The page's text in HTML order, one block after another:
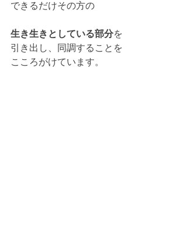
できるだけその方の
生き生きとしている部分を
引き出し、同調することを
こころがけています。